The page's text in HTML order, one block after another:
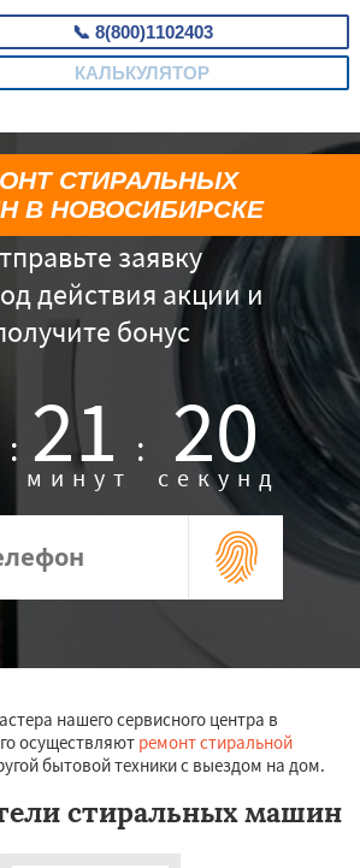
📞 8(800)1102403
КАЛЬКУЛЯТОР
заявку
действия акции и
бонус
: 21 :
минут 19
секунд
СТИРАЛЬНЫХ
В НОВОСИБИРСКЕ
нашего сервисного центра в
осуществляют ремонт стиральной
бытовой техники с выездом на дом.
стиральных машин